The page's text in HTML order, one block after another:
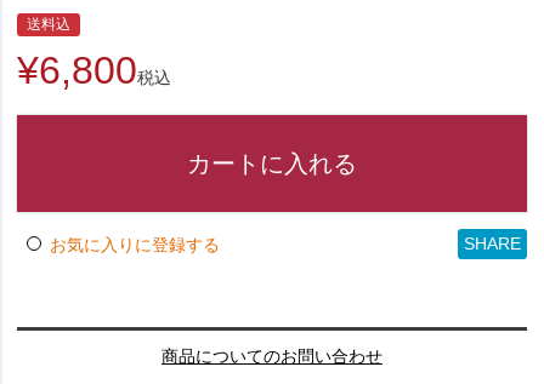
送料込
¥6,800税込
カートに入れる
お気に入りに登録する SHARE
商品についてのお問い合わせ